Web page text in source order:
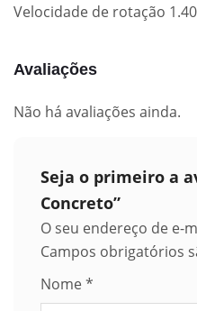
Velocidade de rotação
Avaliações
Não há avaliações ainda.
Seja o primeiro a
Concreto”
O seu endereço de e-
Campos obrigatórios
Nome*